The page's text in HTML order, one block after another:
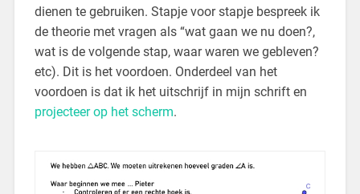
dienen te gebruiken. Stapje voor stapje bespreek ik
de theorie met vragen als “wat gaan we nu doen?,
wat is de volgende stap, waar waren we gebleven?
etc). Dit is het voordoen. Onderdeel van het
voordoen is dat ik het uitschrijf in mijn schrift en
projecteer op het scherm.